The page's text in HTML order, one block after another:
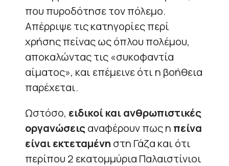
που πυροδότησε τον πόλεμο.
Απέρριψε τις κατηγορίες περί
χρήσης πείνας ως όπλου πολέμου,
αποκαλώντας τις «συκοφαντία
αίματος», και επέμεινε ότι η βοήθεια
παρέχεται.
Ωστόσο, ειδικοί και ανθρωπιστικές
οργανώσειςαναφέρουν πως η πείνα
είναι εκτεταμένη στη Γάζα και ότι
περίπου 2 εκατομμύρια Παλαιστίνιοι